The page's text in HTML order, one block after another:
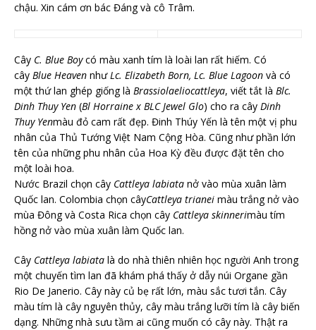
chậu. Xin cám ơn bác Đáng và cô Trâm.
Cây C. Blue Boycó màu xanh tím là loài lan rất hiếm. Có
cây Blue Heaven nhưLc. Elizabeth Born, Lc. Blue Lagoon và có
một thứ lan ghép giống là Brassiolaeliocattleya, viết tắt là Blc.
Dinh Thuy Yen (Bl Horraine x BLC Jewel Glo) cho ra cây Dinh
Thuy Yenmàu đỏ cam rất đẹp. Đinh Thúy Yến là tên một vị phu
nhân của Thủ Tướng Việt Nam Cộng Hòa. Cũng như phần lớn
tên của những phu nhân của Hoa Kỳ đều được đặt tên cho
một loài hoa.
Nước Brazil chọn cây Cattleya labiata nở vào mùa xuân làm
Quốc lan. Colombia chọn câyCattleya trianei màu trắng nở vào
mùa Đông và Costa Rica chọn cây Cattleya skinnerimàu tím
hồng nở vào mùa xuân làm Quốc lan.
Cây Cattleya labiata là do nhà thiên nhiên học người Anh trong
một chuyến tìm lan đã khám phá thấy ở dẫy núi Organe gần
Rio De Janerio. Cây này củ bẹ rất lớn, màu sắc tươi tắn. Cây
màu tím là cây nguyên thủy, cây màu trắng lưỡi tím là cây biến
dạng. Những nhà sưu tầm ai cũng muốn có cây này. Thật ra